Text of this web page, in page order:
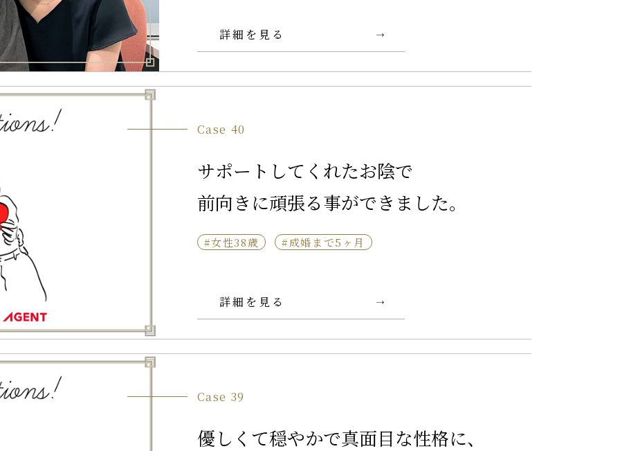
詳細を見る
Case 40
サポートしてくれたお陰で
前向きに頑張る事ができました。
#女性38歳 #成婚まで5ヶ月
詳細を見る
Case 39
優しくて穏やかで真面目な性格に、